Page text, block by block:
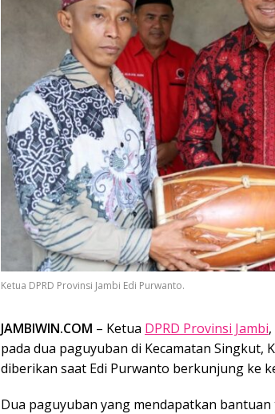
Ketua DPRD Provinsi Jambi Edi Purwanto.
JAMBIWIN.COM – Ketua DPRD Provinsi Jambi
pada dua paguyuban di Kecamatan
diberikan saat Edi Purwanto berkunjung ke
Dua paguyuban yang mendapatkan